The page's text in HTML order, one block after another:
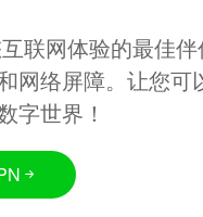
联网体验的最佳
网络屏障。让您可
字世界！